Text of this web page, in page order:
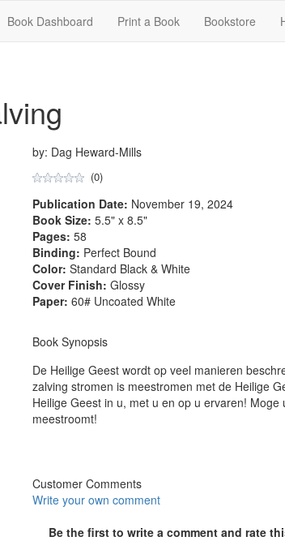
Book Dashboard Print a Book Bookstore
by: Dag Heward-Mills
(0)
Publication Date: November 19, 2024
Book Size: 5.5" x 8.5"
Pages: 58
Binding: Perfect Bound
Color: Standard Black & White
Cover Finish: Glossy
Paper: 60# Uncoated White
Book Synopsis
De Heilige Geest wordt op veel manieren
zalving stromen is meestromen met de Heilige
Heilige Geest in u, met u en op u ervaren!
meestroomt!
Customer Comments
Write your own comment
Be the first to write a comment and rate